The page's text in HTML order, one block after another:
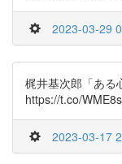
2023-03-29
梶井基次郎「ある
https://t.co/
2023-03-17